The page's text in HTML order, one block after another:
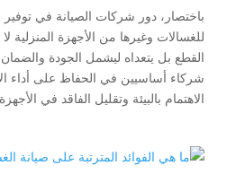
باختصار، دور شركات الصيانة في توفير
للغسالات وغيرها من الأجهزة المنزلية
القطع بل يتعداه ليشمل الجودة والضمان
شركاء أساسيين في الحفاظ على أداء
الاهتمام بالبيئة وتقليل الفاقد في